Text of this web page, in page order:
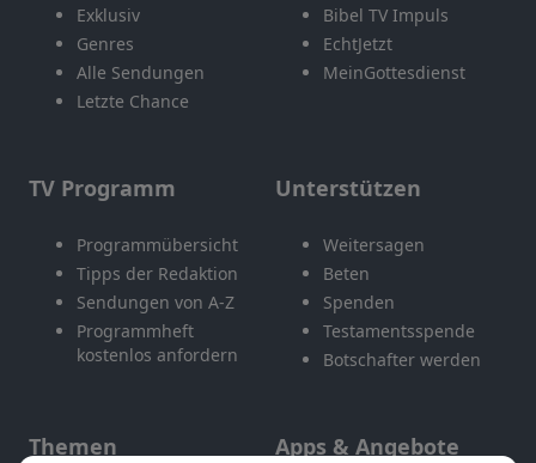
Exklusiv
Genres
Alle Sendungen
Letzte Chance
Bibel TV Impuls
EchtJetzt
MeinGottesdienst
TV Programm
Programmübersicht
Tipps der Redaktion
Sendungen von A-Z
Programmheft
kostenlos anfordern
Unterstützen
Weitersagen
Beten
Spenden
Testamentsspende
Botschafter werden
Themen Apps & Angebote